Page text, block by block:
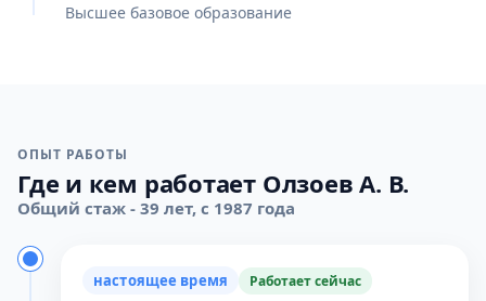
Высшее базовое образование
ОПЫТ РАБОТЫ
Где и кем работает Олзоев А. В.
Общий стаж - 39 лет, с 1987 года
настоящее время Работает сейчас